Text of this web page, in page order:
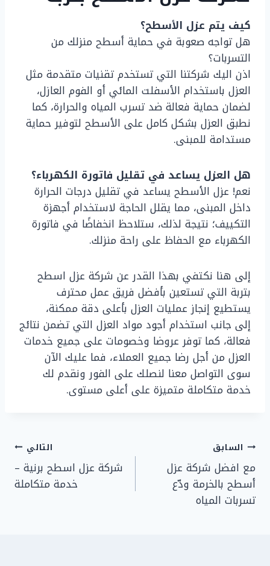
كيف يتم عزل الأسطح؟
هل تواجه صعوبة في حماية أسطح منزلك من
التسربات؟
اذن اليك شركتنا التي تستخدم تقنيات متقدمة مثل
العزل باستخدام الأسفلت المائي أو الفوم العازل،
لضمان حماية فعالة ضد تسرب المياه والحرارة، كما
نطبق العزل بشكل كامل على الأسطح لتوفير حماية
مستدامة للمبنى.
هل العزل يساعد في تقليل فاتورة الكهرباء؟
نعم! عزل الأسطح يساعد في تقليل درجات الحرارة
داخل المبنى، مما يقلل الحاجة لاستخدام أجهزة
التكييف؛ نتيجة لذلك، ستلاحظ انخفاضًا في فاتورة
الكهرباء مع الحفاظ على راحة منزلك.
إلى هنا نكتفي بهذا القدر عن شركة عزل اسطح
بتربة التي تستعين بأفضل فريق عمل محترف
يستطيع إنجاز عمليات العزل بأعلى دقة ممكنة،
إلى جانب استخدام أجود مواد العزل التي تضمن نتائج
فعالة، كما توفر عروضا وخصومات على جميع خدمات
العزل من أجل رضا جميع العملاء، فما عليك الآن
سوى التواصل معنا لنصلك على الفور ونقدم لك
خدمة متكاملة متميزة على أعلى مستوى.
تصفّح
المقالات
السابق
مع افضل شركة عزل
أسطح بالخرمة ودّع
تسربات المياه
التالي
شركة عزل اسطح برنية –
خدمة متكاملة